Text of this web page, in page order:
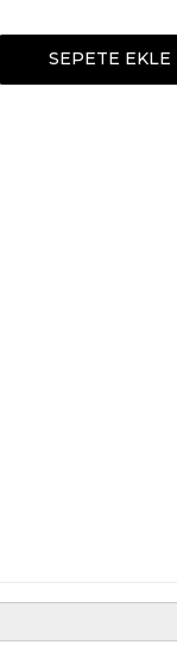
SEPETE EKLE